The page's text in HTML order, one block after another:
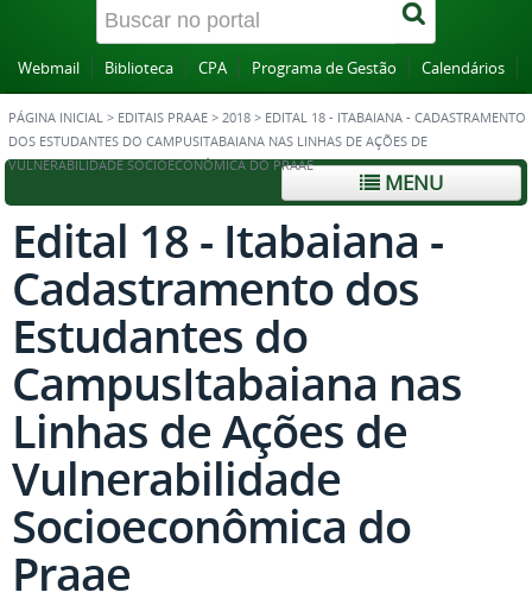
Webmail Biblioteca CPA Programa de Gestão Calendários
PÁGINA INICIAL > EDITAIS PRAAE > 2018 > EDITAL 18 - ITABAIANA - CADASTRAMENTO
DOS ESTUDANTES DO CAMPUSITABAIANA NAS LINHAS DE AÇÕES DE
VULNERABILIDADE SOCIOECONÔMICA DO PRAAE
MENU
Edital 18 - Itabaiana -
Cadastramento dos
Estudantes do
CampusItabaiana nas
Linhas de Ações de
Vulnerabilidade
Socioeconômica do
Praae